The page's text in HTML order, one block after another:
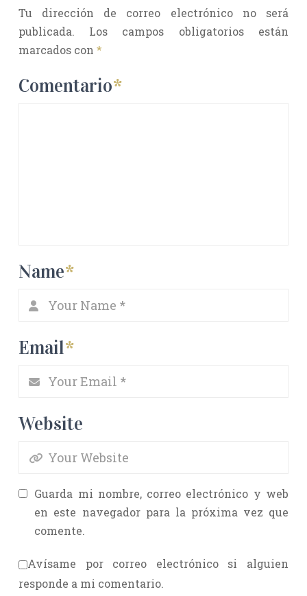
Tu dirección de correo electrónico no será
publicada.
Los campos obligatorios están
marcados con *
Comentario*
Name*
Email*
Website
Guarda mi nombre, correo electrónico y web
en este navegador para la próxima vez que
comente.
Avísame por correo electrónico si alguien
responde a mi comentario.